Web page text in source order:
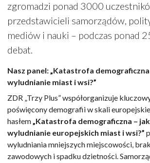
zgromadzi ponad 3000
przedstawicieli samorządów,
mediów i nauki – podczas ponad
debat.
Nasz panel: „Katastrofa
wyludnianie miast i wsi?”
ZDR „Trzy Plus” współorganizuje
poświęcony demografii w skali
hasłem„Katastrofa demograficzna –
wyludnianie europejskich miast i wsi?”
wyludniania mniejszych miejscowości,
zawodowych i spadku dzietności.